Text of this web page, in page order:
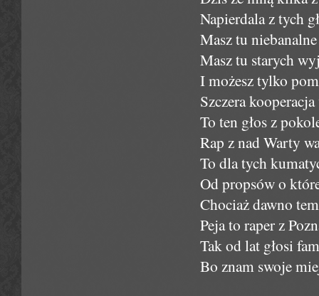
Napierdala z tych
Masz tu
Masz tu starych
I możesz tylko
Szczera
To ten głos z
Rap z nad Warty
To dla tych
Od propsów o
Chociaż dawno
Peja to raper z
Tak od lat głosi
Bo znam swoje